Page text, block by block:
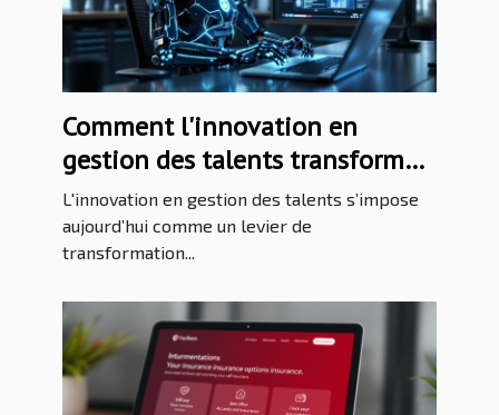
Comment l'innovation en
gestion des talents transforme-
t-elle les entreprises ?
L'innovation en gestion des talents s’impose
aujourd’hui comme un levier de
transformation...